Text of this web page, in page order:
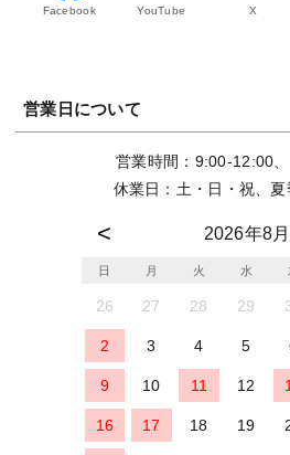
Facebook YouTube X
営業日について
営業時間：9:00-12:00
休業日：土・日・祝、
2026年8月
日 月 火 水
26 27 28 29
2 3 4 5
9 10 11 12
16 17 18 19